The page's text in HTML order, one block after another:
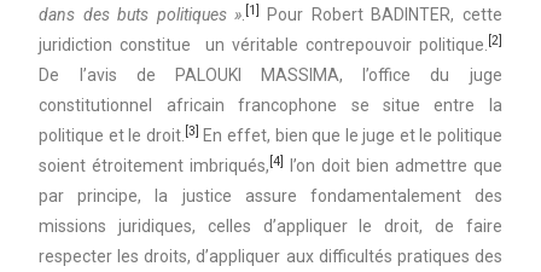
dans des buts politiques » [1]
Pour Robert BADINTER, cette
juridiction constitue un véritable contrepouvoir politique. [2]
De l’avis de PALOUKI MASSIMA, l’office du juge
constitutionnel africain francophone se situe entre la
politique et le droit. [3] En effet, bien que le juge et le politique
soient étroitement imbriqués, [4]
l’on doit bien admettre que
par principe, la justice assure fondamentalement des
missions juridiques, celles d’appliquer le droit, de faire
respecter les droits, d’appliquer aux difficultés pratiques des